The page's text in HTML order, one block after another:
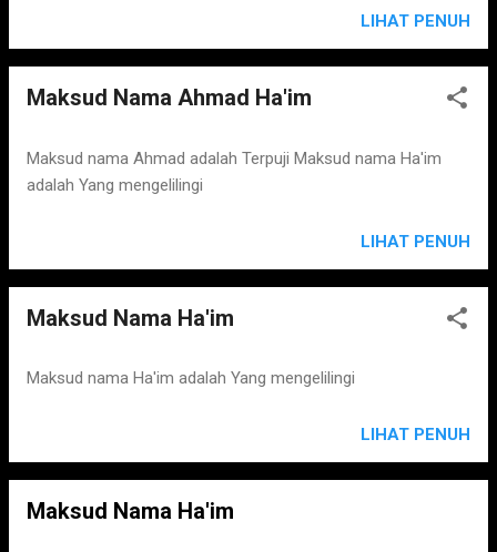
LIHAT PENUH
Maksud Nama Ahmad Ha'im
Maksud nama Ahmad adalah Terpuji Maksud nama Ha'im
adalah Yang mengelilingi
LIHAT PENUH
Maksud Nama Ha'im
Maksud nama Ha'im adalah Yang mengelilingi
LIHAT PENUH
Maksud Nama Ha'im